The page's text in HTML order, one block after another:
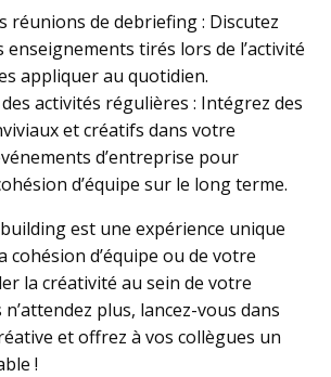
réunions de debriefing : Discutez
enseignements tirés lors de l’activité
appliquer au quotidien.
activités régulières : Intégrez des
et créatifs dans votre
d’entreprise pour
d’équipe sur le long terme.
est une expérience unique
d’équipe ou de votre
la créativité au sein de votre
plus, lancez-vous dans
et offrez à vos collègues un
!